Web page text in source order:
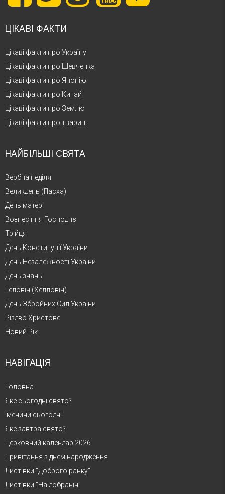
ЦІКАВІ ФАКТИ
Цікаві факти про Україну
Цікаві факти про Шевченка
Цікаві факти про Японію
Цікаві факти про Китай
Цікаві факти про Землю
Цікаві факти про тварин
НАЙБІЛЬШІ СВЯТА
Вербна неділя
Великдень (Пасха)
День матері
Вознесіння Господнє
Трійця
День Конституції України
День Незалежності України
День знань
Геловін (Хелловін)
День Збройних Сил України
Різдво Христове
Новий Рік
НАВІГАЦІЯ
Головна
Яке сьогодні свято?
Іменини сьогодні
Яке завтра свято?
Церковний календар 2026
Привітання з днем народження
Листівки “Доброго ранку”
Листівки “На добраніч”